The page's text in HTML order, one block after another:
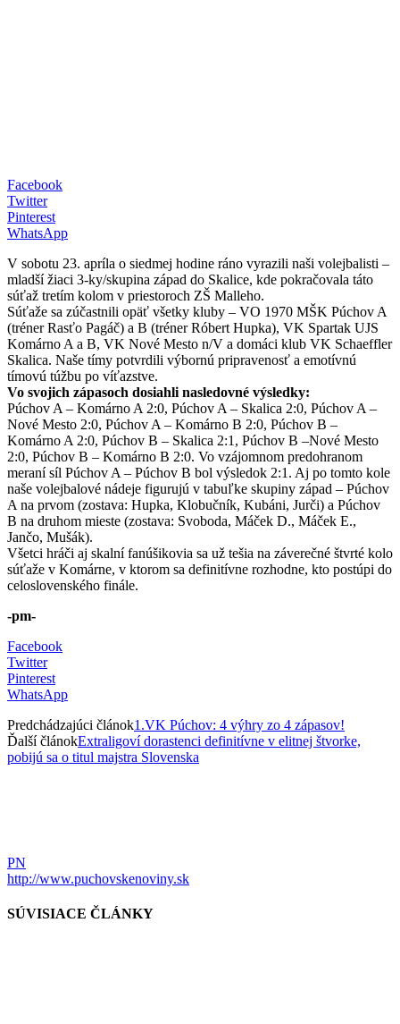
Facebook
Twitter
Pinterest
WhatsApp
V sobotu 23. apríla o siedmej hodine ráno vyrazili naši volejbalisti –
mladší žiaci 3-ky/skupina západ do Skalice, kde pokračovala táto
súťaž tretím kolom v priestoroch ZŠ Malleho.
Súťaže sa zúčastnili opäť všetky kluby – VO 1970 MŠK Púchov A
(tréner Rasťo Pagáč) a B (tréner Róbert Hupka), VK Spartak UJS
Komárno A a B, VK Nové Mesto n/V a domáci klub VK Schaeffler
Skalica. Naše tímy potvrdili výbornú pripravenosť a emotívnú
tímovú túžbu po víťazstve.
Vo svojich zápasoch dosiahli nasledovné výsledky:
Púchov A – Komárno A 2:0, Púchov A – Skalica 2:0, Púchov A –
Nové Mesto 2:0, Púchov A – Komárno B 2:0, Púchov B –
Komárno A 2:0, Púchov B – Skalica 2:1, Púchov B –Nové Mesto
2:0, Púchov B – Komárno B 2:0. Vo vzájomnom predohranom
meraní síl Púchov A – Púchov B bol výsledok 2:1. Aj po tomto kole
naše volejbalové nádeje figurujú v tabuľke skupiny západ – Púchov
A na prvom (zostava: Hupka, Klobučník, Kubáni, Jurči) a Púchov
B na druhom mieste (zostava: Svoboda, Máček D., Máček E.,
Jančo, Mušák).
Všetci hráči aj skalní fanúšikovia sa už tešia na záverečné štvrté kolo
súťaže v Komárne, v ktorom sa definitívne rozhodne, kto postúpi do
celoslovenského finále.
-pm-
Facebook
Twitter
Pinterest
WhatsApp
Predchádzajúci článok1.VK Púchov: 4 výhry zo 4 zápasov!
Ďalší článokExtraligoví dorastenci definitívne v elitnej štvorke,
pobijú sa o titul majstra Slovenska
PN
http://www.puchovskenoviny.sk
SÚVISIACE ČLÁNKY